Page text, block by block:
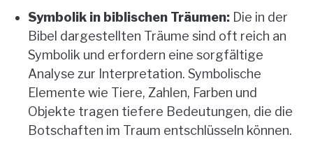
Symbolik in biblischen Träumen: Die in der
Bibel dargestellten Träume sind oft reich an
Symbolik und erfordern eine sorgfältige
Analyse zur Interpretation. Symbolische
Elemente wie Tiere, Zahlen, Farben und
Objekte tragen tiefere Bedeutungen, die die
Botschaften im Traum entschlüsseln können.